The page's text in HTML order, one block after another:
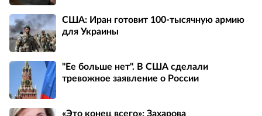
США: Иран готовит 100-тысячную армию
для Украины
"Ее больше нет". В США сделали
тревожное заявление о России
«Это конец всего»: Захарова